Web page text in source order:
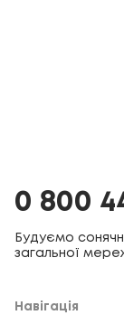
0 800
Будуємо
загальної
Навігація